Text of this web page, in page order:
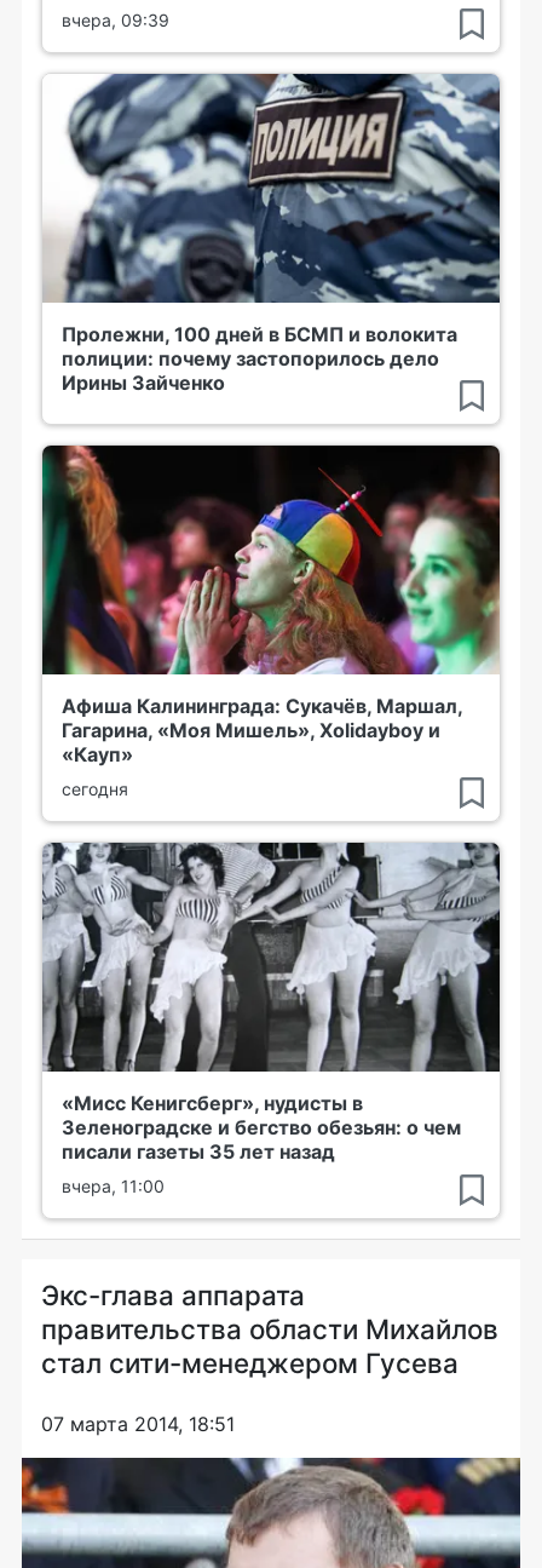
вчера, 09:39
Пролежни, 100 дней в БСМП и волокита
полиции: почему застопорилось дело
Ирины Зайченко
Афиша Калининграда: Сукачёв, Маршал,
Гагарина, «Моя Мишель», Xolidayboy и
«Кауп»
сегодня
«Мисс Кенигсберг», нудисты в
Зеленоградске и бегство обезьян: о чем
писали газеты 35 лет назад
вчера, 11:00
Экс-глава аппарата
правительства области Михайлов
стал сити-менеджером Гусева
07 марта 2014, 18:51